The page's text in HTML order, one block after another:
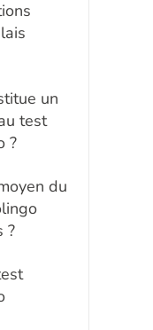
un
test
?
du
?